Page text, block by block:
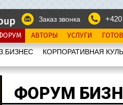
Заказ звонка
АВТОРЫ УСЛУГИ
КОРПОРАТИВНАЯ
ФОРУМ